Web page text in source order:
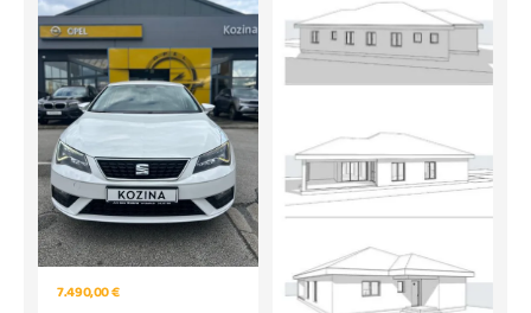
7.490,00 €